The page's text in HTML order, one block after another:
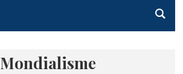
Mondialisme